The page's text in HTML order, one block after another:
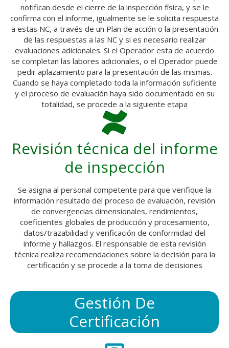
notifican desde el cierre de la inspección física, y se le
confirma con el informe, igualmente se le solicita respuesta
a estas NC, a través de un Plan de acción o la presentación
de las respuestas a las NC y si es necesario realizar
evaluaciones adicionales. Si el Operador esta de acuerdo
se completan las labores adicionales, o el Operador puede
pedir aplazamiento para la presentación de las mismas.
Cuando se haya completado toda la información suficiente
y el proceso de evaluación haya sido documentado en su
totalidad, se procede a la siguiente etapa
Revisión técnica del informe
de inspección
Se asigna al personal competente para que verifique la
información resultado del proceso de evaluación, revisión
de convergencias dimensionales, rendimientos,
coeficientes globales de producción y procesamiento,
datos/trazabilidad y verificación de conformidad del
informe y hallazgos. El responsable de esta revisión
técnica realiza recomendaciones sobre la decisión para la
certificación y se procede a la toma de decisiones
Gestión De
Certificación